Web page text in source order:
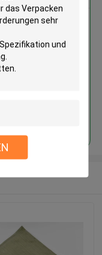
Maschen-
Geflecht
des